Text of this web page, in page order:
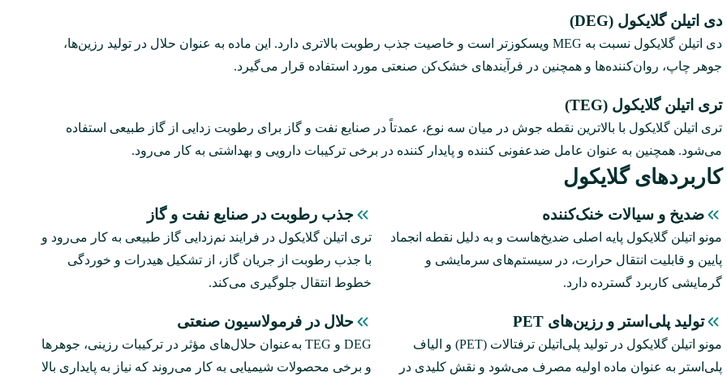
دی اتیلن گلایکول (DEG)
دی اتیلن گلایکول نسبت به MEG ویسکوزتر است و خاصیت جذب رطوبت بالاتری دارد. این ماده به‌ عنوان حلال در تولید رزین‌ها،
جوهر چاپ، روان‌کننده‌ها و همچنین در فرآیندهای خشک‌کن صنعتی مورد استفاده قرار می‌گیرد.
تری اتیلن گلایکول (TEG)
تری اتیلن گلایکول با بالاترین نقطه جوش در میان سه نوع، عمدتاً در صنایع نفت و گاز برای رطوبت‌ زدایی از گاز طبیعی استفاده
می‌شود. همچنین به‌ عنوان عامل ضدعفونی‌ کننده و پایدار کننده در برخی ترکیبات دارویی و بهداشتی به‌ کار می‌رود.
کاربرد‌های گلایکول‌
ضدیخ و سیالات خنک‌کننده
مونو اتیلن گلایکول پایه اصلی ضدیخ‌هاست و به‌ دلیل نقطه انجماد
پایین و قابلیت انتقال حرارت، در سیستم‌های سرمایشی و
گرمایشی کاربرد گسترده دارد.
جذب رطوبت در صنایع نفت و گاز
تری اتیلن گلایکول در فرایند نم‌زدایی گاز طبیعی به‌ کار می‌رود و
با جذب رطوبت از جریان گاز، از تشکیل هیدرات و خوردگی
خطوط انتقال جلوگیری می‌کند.
تولید پلی‌استر و رزین‌های PET
مونو اتیلن گلایکول در تولید پلی‌اتیلن ترفتالات (PET) و الیاف
پلی‌استر به‌ عنوان ماده اولیه مصرف می‌شود و نقش کلیدی در
حلال در فرمولاسیون صنعتی
DEG و TEG به‌عنوان حلال‌های مؤثر در ترکیبات رزینی، جوهرها
و برخی محصولات شیمیایی به‌ کار می‌روند که نیاز به پایداری بالا